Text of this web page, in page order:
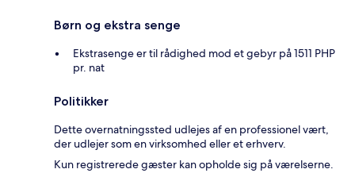
Børn og ekstra senge
Ekstrasenge er til rådighed mod et gebyr på 1511 PHP
pr. nat
Politikker
Dette overnatningssted udlejes af en professionel vært,
der udlejer som en virksomhed eller et erhverv.
Kun registrerede gæster kan opholde sig på værelserne.